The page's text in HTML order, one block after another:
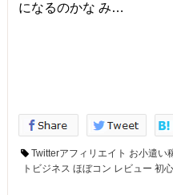
になるのかな み…
Twitterアフィリエイト お小遣い
トビジネス ほぼコン レビュー 初